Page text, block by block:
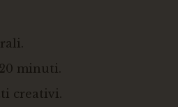
minuti.
creativi.